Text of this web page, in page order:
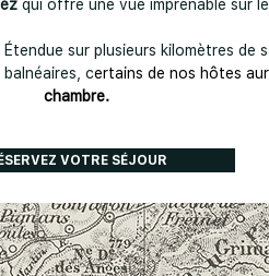
qui offre une vue imprenable sur
Étendue sur plusieurs kilomètres
certains de nos hôtes
chambre.
VOTRE SÉJOUR